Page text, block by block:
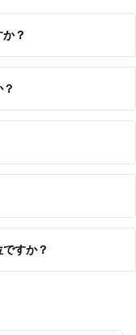
？
すか？